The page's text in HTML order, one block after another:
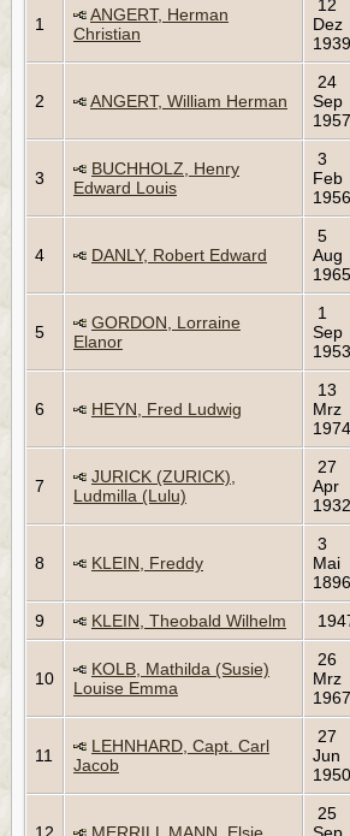
1
ANGERT, Herman
Christian
12
Dez
1939
2 ANGERT, William Herman
24
Sep
1957
3
BUCHHOLZ, Henry
Edward Louis
3
Feb
1956
4 DANLY, Robert Edward
5
Aug
1965
5
GORDON, Lorraine
Elanor
1
Sep
1953
6 HEYN, Fred Ludwig
13
Mrz
1974
7
JURICK (ZURICK),
Ludmilla (Lulu)
27
Apr
1932
8 KLEIN, Freddy
3
Mai
1896
9 KLEIN, Theobald Wilhelm
10
KOLB, Mathilda (Susie)
Louise Emma
26
Mrz
1967
11
LEHNHARD, Capt. Carl
Jacob
27
Jun
1950
12 MERRILL MANN, Elsie
25
Sep